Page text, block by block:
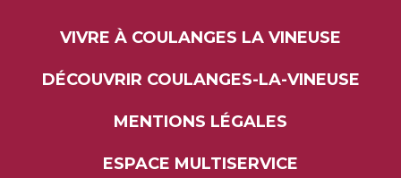
VIVRE À COULANGES LA VINEUSE
DÉCOUVRIR COULANGES-LA-VINEUSE
MENTIONS LÉGALES
ESPACE MULTISERVICE